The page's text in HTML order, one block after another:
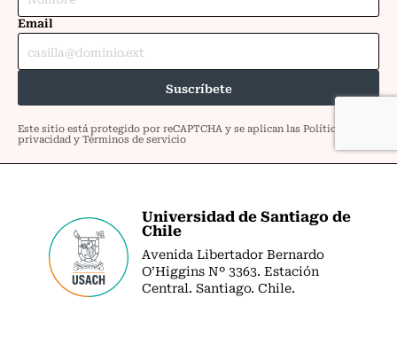
Universidad de Santiago de
Chile
Avenida Libertador Bernardo
O’Higgins Nº 3363. Estación
Central. Santiago. Chile.